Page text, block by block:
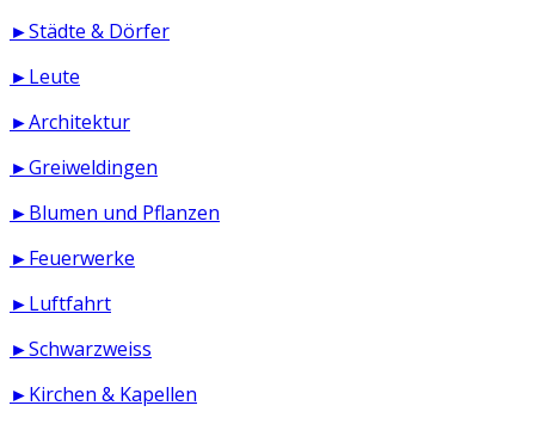
►Städte & Dörfer
►Leute
►Architektur
►Greiweldingen
►Blumen und Pflanzen
►Feuerwerke
►Luftfahrt
►Schwarzweiss
►Kirchen & Kapellen